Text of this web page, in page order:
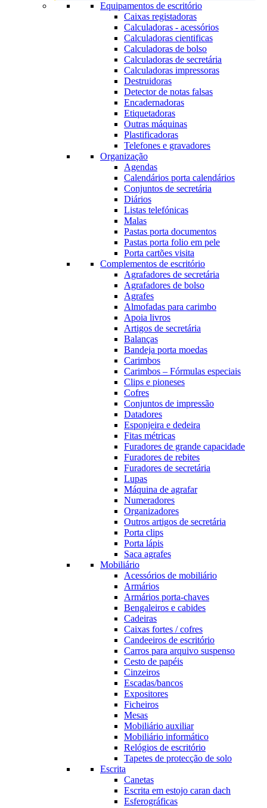
Equipamentos de escritório
Caixas registadoras
Calculadoras - acessórios
Calculadoras cientificas
Calculadoras de bolso
Calculadoras de secretária
Calculadoras impressoras
Destruidoras
Detector de notas falsas
Encadernadoras
Etiquetadoras
Outras máquinas
Plastificadoras
Telefones e gravadores
Organização
Agendas
Calendários porta calendários
Conjuntos de secretária
Diários
Listas telefónicas
Malas
Pastas porta documentos
Pastas porta folio em pele
Porta cartões visita
Complementos de escritório
Agrafadores de secretária
Agrafadores de bolso
Agrafes
Almofadas para carimbo
Apoia livros
Artigos de secretária
Balanças
Bandeja porta moedas
Carimbos
Carimbos – Fórmulas especiais
Clips e pioneses
Cofres
Conjuntos de impressão
Datadores
Esponjeira e dedeira
Fitas métricas
Furadores de grande capacidade
Furadores de rebites
Furadores de secretária
Lupas
Máquina de agrafar
Numeradores
Organizadores
Outros artigos de secretária
Porta clips
Porta lápis
Saca agrafes
Mobiliário
Acessórios de mobiliário
Armários
Armários porta-chaves
Bengaleiros e cabides
Cadeiras
Caixas fortes / cofres
Candeeiros de escritório
Carros para arquivo suspenso
Cesto de papéis
Cinzeiros
Escadas/bancos
Expositores
Ficheiros
Mesas
Mobiliário auxiliar
Mobiliário informático
Relógios de escritório
Tapetes de protecção de solo
Escrita
Canetas
Escrita em estojo caran dach
Esferográficas